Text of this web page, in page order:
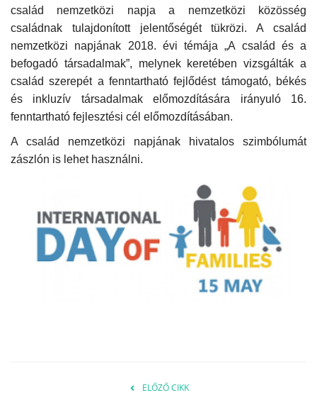
család nemzetközi napja a nemzetközi közösség
családnak tulajdonított jelentőségét tükrözi. A család
nemzetközi napjának 2018. évi témája „A család és a
befogadó társadalmak”, melynek keretében vizsgálták a
család szerepét a fenntartható fejlődést támogató, békés
és inkluzív társadalmak előmozdítására irányuló 16.
fenntartható fejlesztési cél előmozdításában.
A család nemzetközi napjának hivatalos szimbólumát
zászlón is lehet használni.
ELŐZŐ CIKK